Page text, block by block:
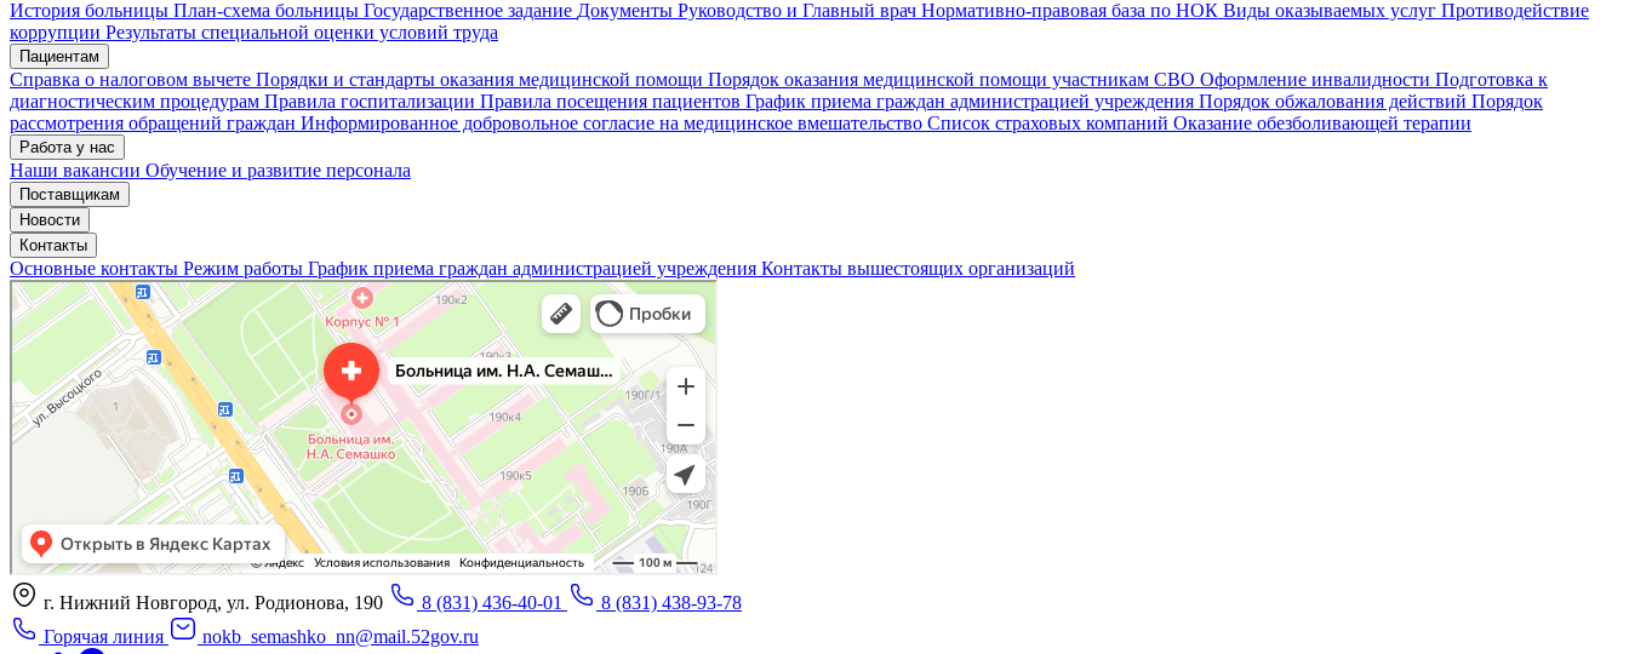
Подтвердить запись Отмена
Мои записи
История больницы План-схема больницы Государственное задание Документы Руководство и Главный врач Нормативно-правовая база по НОК Виды оказываемых услуг Противодействие
коррупции Результаты специальной оценки условий труда
Пациентам
Справка о налоговом вычете Порядки и стандарты оказания медицинской помощи Порядок оказания медицинской помощи участникам СВО Оформление инвалидности Подготовка к
диагностическим процедурам Правила госпитализации Правила посещения пациентов График приема граждан администрацией учреждения Порядок обжалования действий Порядок
рассмотрения обращений граждан Информированное добровольное согласие на медицинское вмешательство Список страховых компаний Оказание обезболивающей терапии
Работа у нас
Наши вакансии Обучение и развитие персонала
Поставщикам
Новости
Контакты
Основные контакты Режим работы График приема граждан администрацией учреждения Контакты вышестоящих организаций
«Нижегородская областная клиническая больница имени Н.А. Семашко»
Отделение больницы, госпиталя в Нижнем Новгороде
Больница для взрослых в Нижнем Новгороде
г. Нижний Новгород, ул. Родионова, 190 8 (831) 436-40-01
8 (831) 438-93-78
Горячая линия
nokb_semashko_nn@mail.52gov.ru